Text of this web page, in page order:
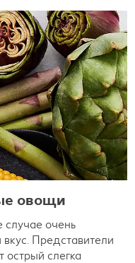
овощи
очень
Представители
слегка